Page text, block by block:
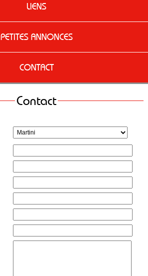
LIENS
PETITES ANNONCES
CONTACT
Contact